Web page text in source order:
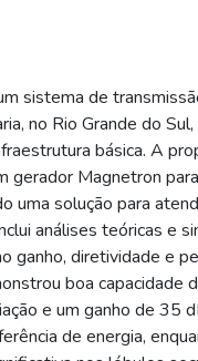
sistema de
no Rio Grande do Sul,
básica. A
gerador Magnetron
uma solução para
análises teóricas e
ganho, diretividade e
boa capacidade
e um ganho de 35
de energia,